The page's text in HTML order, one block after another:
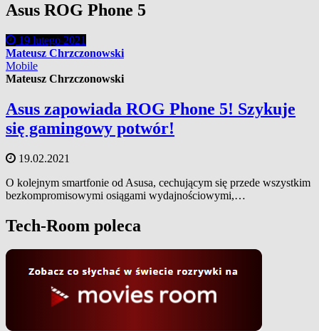
Asus ROG Phone 5
19 lutego 2021
Mateusz Chrzczonowski
Mobile
Mateusz Chrzczonowski
Asus zapowiada ROG Phone 5! Szykuje
się gamingowy potwór!
19.02.2021
O kolejnym smartfonie od Asusa, cechującym się przede wszystkim
bezkompromisowymi osiągami wydajnościowymi,…
Tech-Room poleca